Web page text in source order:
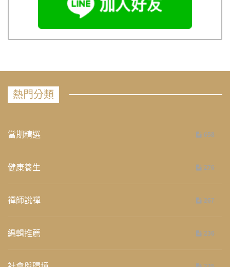
熱門分類
當期精選 658
健康養生 276
禪師說禪 267
編輯推薦 236